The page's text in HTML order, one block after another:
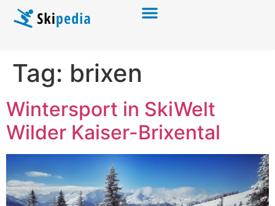
Tag: brixen
Wintersport in SkiWelt
Wilder Kaiser-Brixental